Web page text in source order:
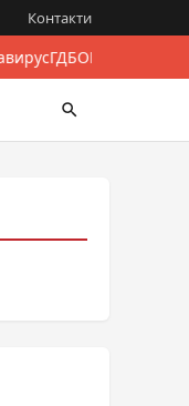
Контакти
ГДБОП разби